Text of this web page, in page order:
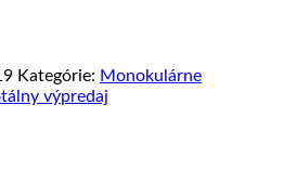
Kategórie: Monokulárne
výpredaj